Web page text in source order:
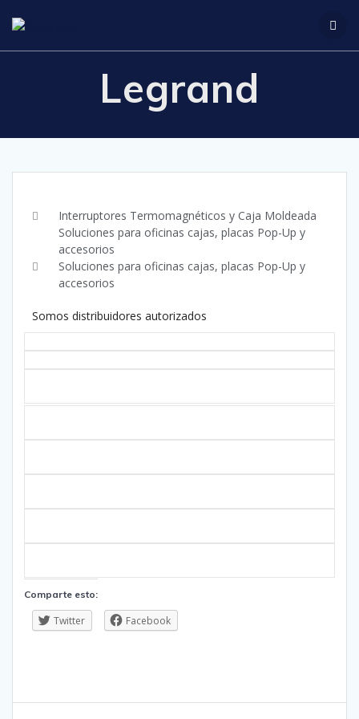
Legrand
Interruptores Termomagnéticos y Caja Moldeada
Soluciones para oficinas cajas, placas Pop-Up y
accesorios
Soluciones para oficinas cajas, placas Pop-Up y
accesorios
Somos distribuidores autorizados
Comparte esto:
Twitter Facebook